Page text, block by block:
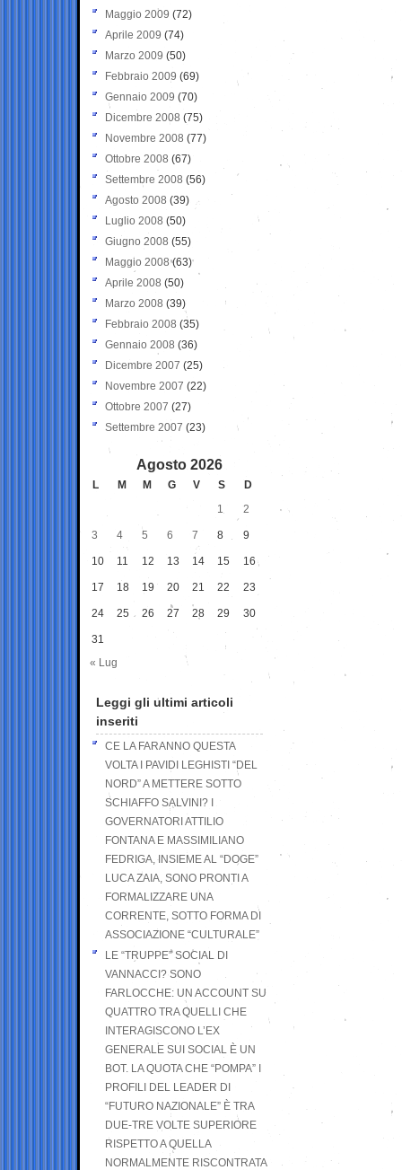
Maggio 2009 (72)
Aprile 2009 (74)
Marzo 2009 (50)
Febbraio 2009 (69)
Gennaio 2009 (70)
Dicembre 2008 (75)
Novembre 2008 (77)
Ottobre 2008 (67)
Settembre 2008 (56)
Agosto 2008 (39)
Luglio 2008 (50)
Giugno 2008 (55)
Maggio 2008(63)
Aprile 2008 (50)
Marzo 2008 (39)
Febbraio 2008 (35)
Gennaio 2008 (36)
Dicembre 2007 (25)
Novembre 2007 (22)
Ottobre 2007 (27)
Settembre 2007 (23)
Agosto 2026
L M M G V S
D
1
2
3 4 5 6 7 8 9
10 11 12 13 14 15 16
17 18 19 20 21 22 23
24 25 26 27 28 29 30
31
« Lug
Leggi gli ultimi articoli
inseriti
CE LA FARANNO QUESTA
VOLTA I PAVIDI LEGHISTI “DEL
NORD” A METTERE SOTTO
SCHIAFFO SALVINI? I
GOVERNATORI ATTILIO
FONTANA E MASSIMILIANO
FEDRIGA, INSIEME AL “DOGE”
LUCA ZAIA, SONO PRONTI A
FORMALIZZARE UNA
CORRENTE, SOTTO FORMA DI
ASSOCIAZIONE “CULTURALE”
LE “TRUPPE” SOCIAL DI
VANNACCI? SONO
FARLOCCHE: UN ACCOUNT SU
QUATTRO TRA QUELLI CHE
INTERAGISCONO L’EX
GENERALE SUI SOCIAL È UN
BOT. LA QUOTA CHE “POMPA” I
PROFILI DEL LEADER DI
“FUTURO NAZIONALE” È TRA
DUE-TRE VOLTE SUPERIORE
RISPETTO A QUELLA
NORMALMENTE RISCONTRATA